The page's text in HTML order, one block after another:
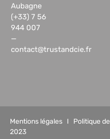
Aubagne
(+33) 7 56
944 007
—
contact@trustandcie.fr
Mentions légales I Politique
2023